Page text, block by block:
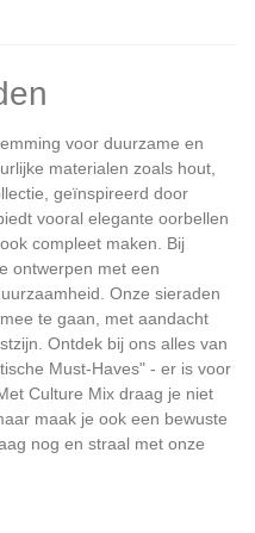
voor duurzame en
materialen zoals hout,
geïnspireerd door
vooral elegante oorbellen
compleet maken. Bij
ontwerpen met een
Onze sieraden
te gaan, met aandacht
Ontdek bij ons alles van
Must-Haves" - er is voor
Culture Mix draag je niet
maak je ook een bewuste
nog en straal met onze